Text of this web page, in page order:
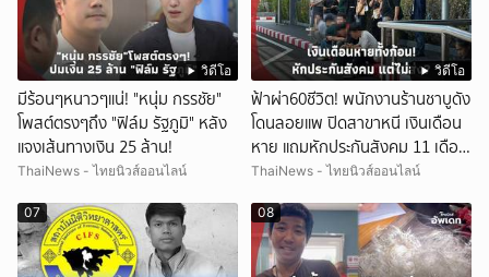
วิดีโอ
มีร้อนๆหนาวๆแน่! "หนุ่ม กรรชัย"
โพสต์ตรงๆถึง "ฟิล์ม รัฐภูมิ" หลัง
แจงเส้นทางเงิน 25 ล้าน!
ThaiNews - ไทยนิวส์ออนไลน์
วิดีโอ
ฟ้าผ่า60ชีวิต! พนักงานร้านชาบูดัง
โดนลอยแพ ปิดสาขาหนี เงินเดือน
หาย แถมหักประกันสังคม 11 เดือน
แต่ไม่ส่ง?
ThaiNews - ไทยนิวส์ออนไลน์
07 08